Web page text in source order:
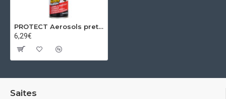
PROTECT Aerosols pret blaktīm, 400 ml
6,29€
Saites